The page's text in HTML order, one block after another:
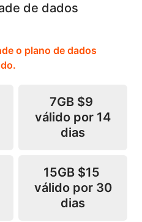
de dados
o plano de dados
7GB $9
válido por 14
dias
15GB $15
válido por 30
dias